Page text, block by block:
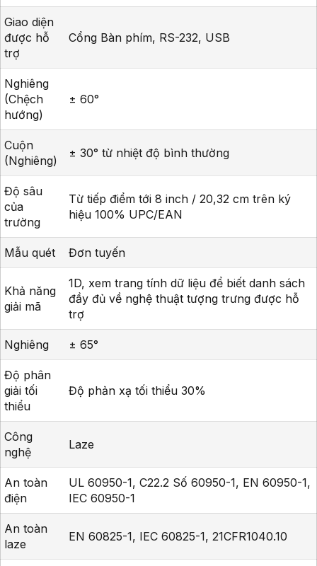
Giao diện
được hỗ
trợ
Cổng Bàn phím, RS-232, USB
Nghiêng
(Chệch
hướng)
± 60°
Cuộn
(Nghiêng)
± 30° từ nhiệt độ bình thường
Độ sâu
của
trường
Từ tiếp điểm tới 8 inch / 20,32 cm trên ký
hiệu 100% UPC/EAN
Mẫu quét Đơn tuyến
Khả năng
giải mã
1D, xem trang tính dữ liệu để biết danh sách
đầy đủ về nghệ thuật tượng trưng được hỗ
trợ
Nghiêng ± 65°
Độ phân
giải tối
thiểu
Độ phản xạ tối thiểu 30%
Công
nghệ
Laze
An toàn
điện
UL 60950-1, C22.2 Số 60950-1, EN 60950-1,
IEC 60950-1
An toàn
laze
EN 60825-1, IEC 60825-1, 21CFR1040.10